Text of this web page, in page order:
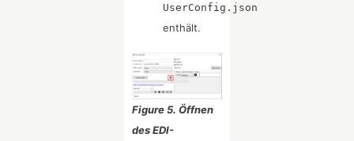
UserConfig.json
enthält.
Figure 5. Öffnen
des EDI-